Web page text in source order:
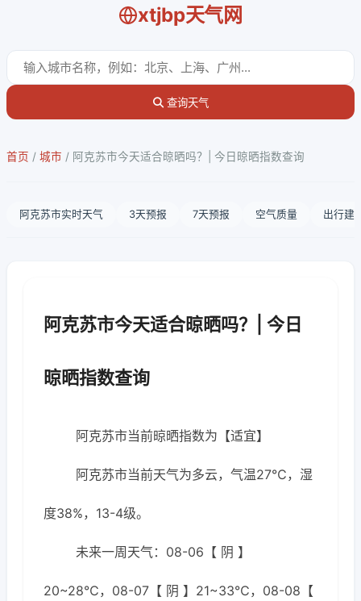
xtjbp天气网
查询天气
首页 / 城市 / 阿克苏市今天适合晾晒吗？| 今日晾晒指数查询
阿克苏市实时天气 3天预报 7天预报 空气质量 出行建
阿克苏市今天适合晾晒吗？| 今日
晾晒指数查询
阿克苏市当前晾晒指数为【适宜】
阿克苏市当前天气为多云，气温27℃，湿
度38%，13-4级。
未来一周天气：08-06【 阴 】
20~28℃，08-07【 阴 】21~33℃，08-08【